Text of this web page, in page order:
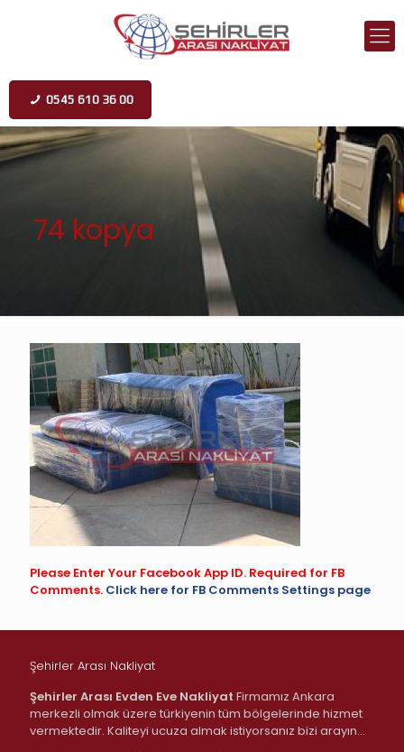
0545 610 36 00
74 kopya
Please Enter Your Facebook App ID. Required for FB
Comments. Click here for FB Comments Settings page
Şehirler Arası Nakliyat
Şehirler Arası Evden Eve Nakliyat Firmamız Ankara
merkezli olmak üzere türkiyenin tüm bölgelerinde hizmet
vermektedir. Kaliteyi ucuza almak istiyorsanız bizi arayın…